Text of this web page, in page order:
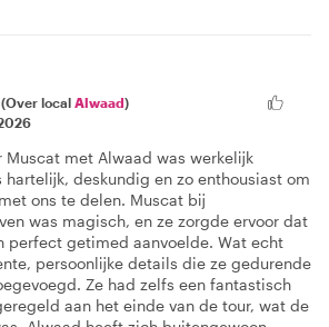
(Over local Alwaad)
Muscat met Alwaad was werkelijk
hartelijk, deskundig en zo enthousiast om
ons te delen. Muscat bij
was magisch, en ze zorgde ervoor dat
perfect getimed aanvoelde. Wat echt
persoonlijke details die ze gedurende
Ze had zelfs een fantastisch
aan het einde van de tour, wat de